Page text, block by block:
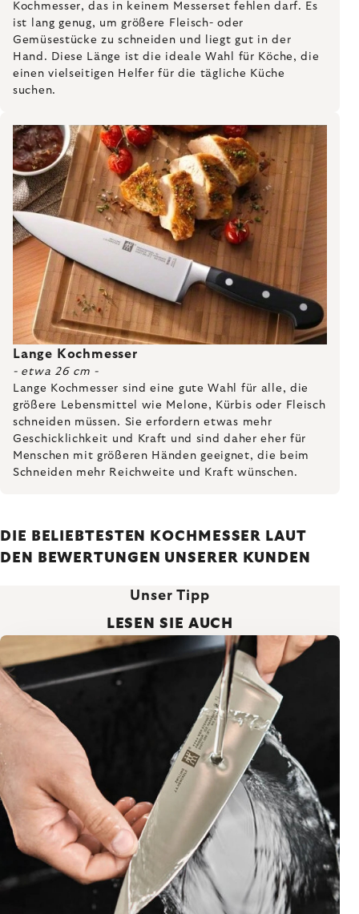
Kochmesser, das in keinem Messerset fehlen darf. Es
ist lang genug, um größere Fleisch- oder
Gemüsestücke zu schneiden und liegt gut in der
Hand. Diese Länge ist die ideale Wahl für Köche, die
einen vielseitigen Helfer für die tägliche Küche
suchen.
Lange Kochmesser
- etwa 26 cm -
Lange Kochmesser sind eine gute Wahl für alle, die
größere Lebensmittel wie Melone, Kürbis oder Fleisch
schneiden müssen. Sie erfordern etwas mehr
Geschicklichkeit und Kraft und sind daher eher für
Menschen mit größeren Händen geeignet, die beim
Schneiden mehr Reichweite und Kraft wünschen.
DIE BELIEBTESTEN KOCHMESSER LAUT
DEN BEWERTUNGEN UNSERER KUNDEN
Unser Tipp
LESEN SIE AUCH